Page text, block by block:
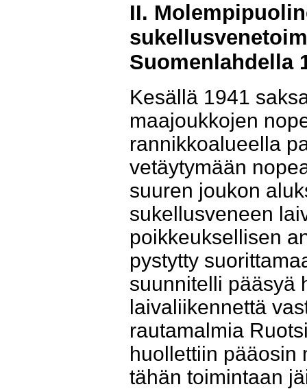
II.
Suomenlahdella
Kesällä 1941
maajoukkojen
rannikkoalueella
vetäytymään
suuren joukon
sukellusveneen
poikkeuksellisen
pystytty
suunnitelli pääsyä
laivaliikennettä
rautamalmia
huollettiin pääosin
tähän toimintaan